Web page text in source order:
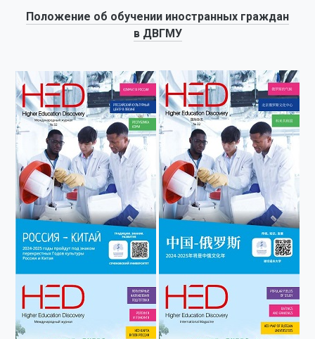
Положение об обучении иностранных граждан
в ДВГМУ